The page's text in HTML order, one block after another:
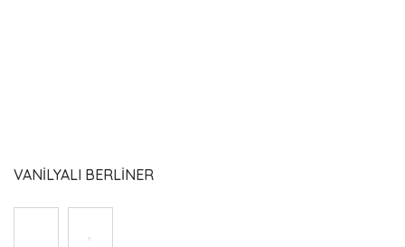
VANİLYALI BERLİNER